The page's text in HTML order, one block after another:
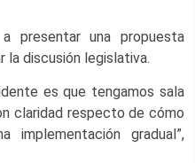
presentar una propuesta
discusión legislativa.
es que tengamos sala
claridad respecto de cómo
gradual”,